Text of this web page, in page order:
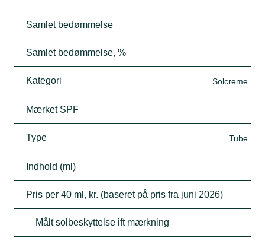
Samlet bedømmelse
Samlet bedømmelse, %
Kategori Solcreme
Mærket SPF
Type Tube
Indhold (ml)
Pris per 40 ml, kr. (baseret på pris fra juni 2026)
Målt solbeskyttelse ift mærkning